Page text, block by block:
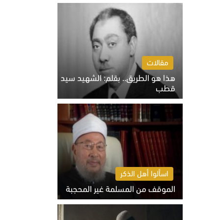
الخميس 6 أغسطس 2026 10:27 ص
مقالات
هذا هو الطريق.. بقلم: الشهيد سيد
قطب
الخميس 6 أغسطس 2026 10:52 ص
اسألوا أهل الذكر
الموقف من المسلمة غير المحجبة
الخميس 6 أغسطس 2026 10:45 ص